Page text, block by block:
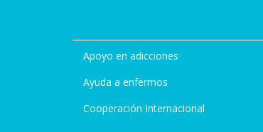
Apoyo en adicciones
Ayuda a enfermos
Cooperación Internacional